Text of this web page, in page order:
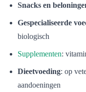
Snacks en
Gespecialiseerde
biologisch
Supplementen:
Dieetvoeding: op
aandoeningen